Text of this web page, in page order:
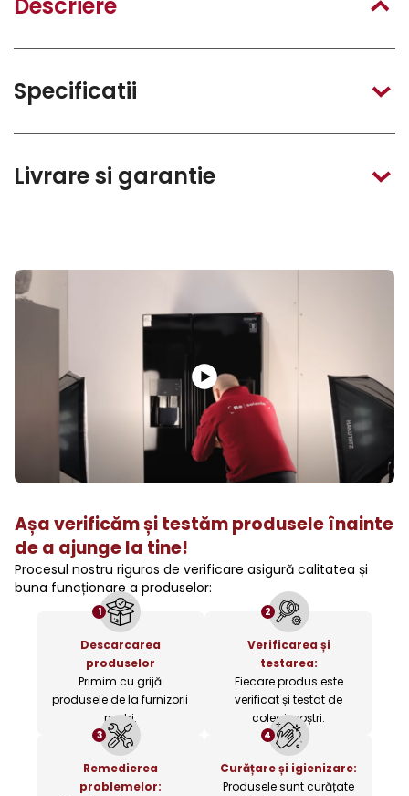
Descriere
Specificatii
Livrare si garantie
Așa verificăm și testăm produsele înainte
de a ajunge la tine!
Procesul nostru riguros de verificare asigură calitatea și
buna funcționare a produselor:
1
Descarcarea
produselor
Primim cu grijă
produsele de la furnizorii
noștri.
2
Verificarea și
testarea:
Fiecare produs este
verificat și testat de
colegii noștri.
3
Remedierea
problemelor:
4
Curățare și igienizare:
Produsele sunt curățate